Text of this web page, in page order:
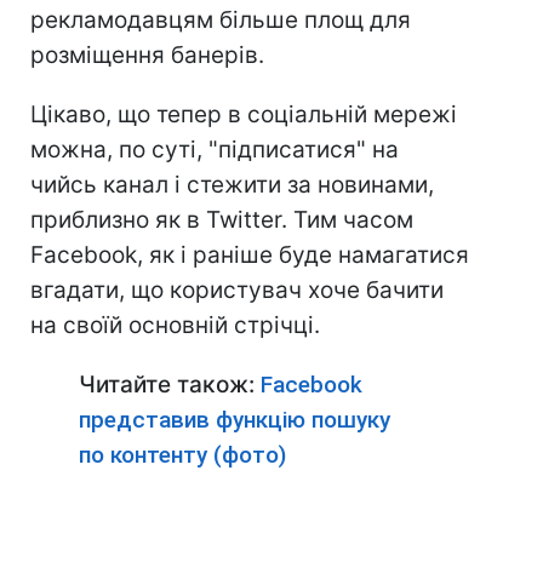
рекламодавцям більше площ для
розміщення банерів.
Цікаво, що тепер в соціальній мережі
можна, по суті, "підписатися" на
чийсь канал і стежити за новинами,
приблизно як в Twitter. Тим часом
Facebook, як і раніше буде намагатися
вгадати, що користувач хоче бачити
на своїй основній стрічці.
Читайте також: Facebook
представив функцію пошуку
по контенту (фото)